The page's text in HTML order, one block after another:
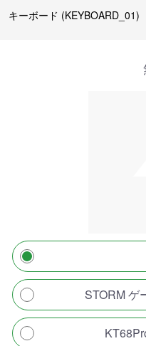
キーボード (KEYBOARD_01)
STORM ゲ